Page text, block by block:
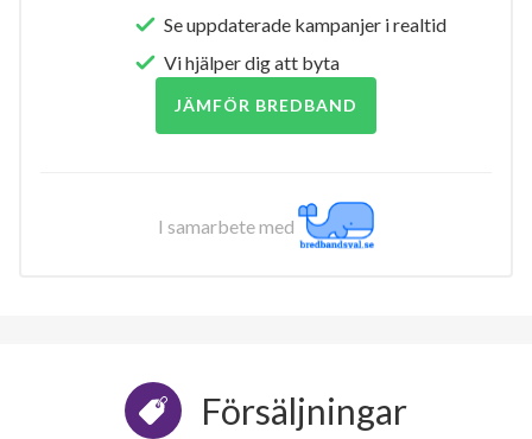
Se uppdaterade kampanjer i realtid
Vi hjälper dig att byta
JÄMFÖR BREDBAND
I samarbete med
Försäljningar